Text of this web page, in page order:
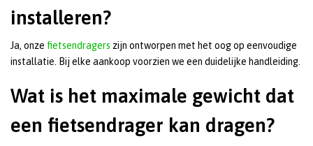
installeren?
Ja, onze fietsendragers zijn ontworpen met het oog op eenvoudige
installatie. Bij elke aankoop voorzien we een duidelijke handleiding.
Wat is het maximale gewicht dat
een fietsendrager kan dragen?